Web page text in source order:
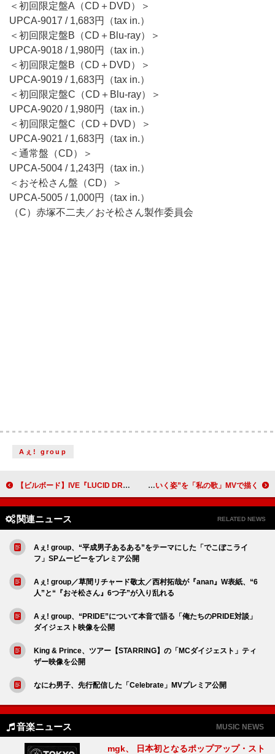
＜初回限定盤A（CD＋DVD）＞
UPCA-9017 / 1,683円（tax in.）
＜初回限定盤B（CD＋Blu-ray）＞
UPCA-9018 / 1,980円（tax in.）
＜初回限定盤B（CD＋DVD）＞
UPCA-9019 / 1,683円（tax in.）
＜初回限定盤C（CD＋Blu-ray）＞
UPCA-9020 / 1,980円（tax in.）
＜初回限定盤C（CD＋DVD）＞
UPCA-9021 / 1,683円（tax in.）
＜通常盤（CD）＞
UPCA-5004 / 1,243円（tax in.）
＜おそ松さん盤（CD）＞
UPCA-5005 / 1,000円（tax in.）
（C）赤塚不二夫／おそ松さん製作委員会
Aぇ! group
【ビルボード】IVE『LUCID DREAM』13.9万枚でアルバムセールス首位 YESUNG／aespaが続く クリープハイプ、小林聡美が演じる主人公の“人生を肯定していく姿”を「私の歌」MVで描く
関連ニュース RELATED NEWS
Aぇ! group、“平成男子あるある”をテーマにした「でこぼこライ
フ」SPムービーをプレミア公開
Aぇ! group／草間リチャード敬太／西村拓哉が『anan』W表紙、“6
人”と“『おそ松さん』6つ子”が入り乱れる
Aぇ! group、“PRIDE”について本音で語る「俺たちのPRIDE対談」
ダイジェスト映像を公開
King & Prince、ツアー【STARRING】の「MCダイジェスト」ティ
ザー映像を公開
なにわ男子、先行配信した「Celebrate」MVプレミア公開
音楽ニュース MUSIC NEWS
mgk、 日本初となるポップアップ・スト